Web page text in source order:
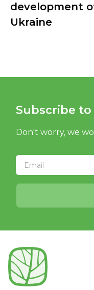
development
Ukraine
Subscribe
Don't worry, we